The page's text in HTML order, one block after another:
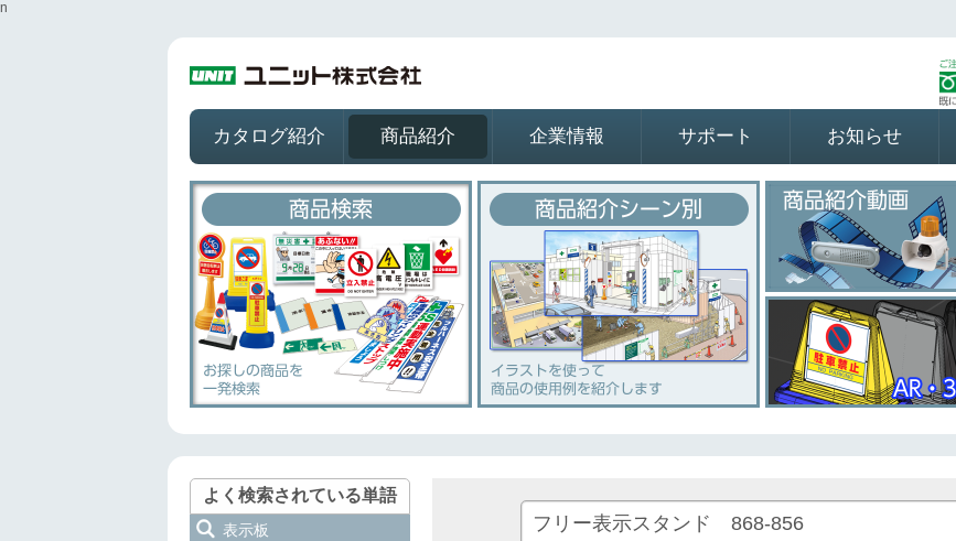
n
カタログ紹介 商品紹介 企業情報 サポート お知らせ
よく検索されている単語
表示板